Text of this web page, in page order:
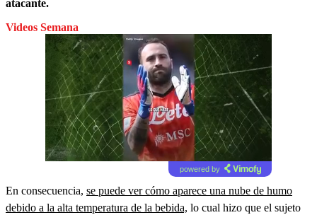
atacante.
Videos Semana
powered by
En consecuencia, se puede ver cómo aparece una nube de humo
debido a la alta temperatura de la bebida, lo cual hizo que el sujeto